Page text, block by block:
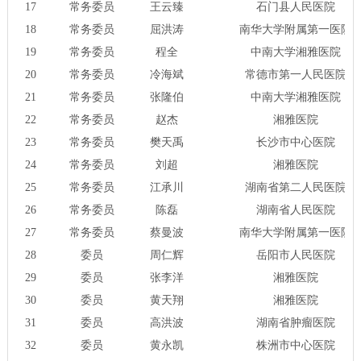
17
常务委员 王云臻
石门县人民医院
18
常务委员 屈洪涛
南华大学附属第一医院
19
常务委员 程全
中南大学湘雅医院
20
常务委员 冷海斌
常德市第一人民医院
21
常务委员 张隆伯
中南大学湘雅医院
22
常务委员 赵杰
湘雅医院
23
常务委员 樊天禹
长沙市中心医院
24
常务委员 刘超
湘雅医院
25
常务委员 江承川
湖南省第二人民医院
26
常务委员 陈磊
湖南省人民医院
27
常务委员 蔡曼波
南华大学附属第一医院
28
委员 周仁辉
岳阳市人民医院
29
委员 张李洋
湘雅医院
30
委员 黄天翔
湘雅医院
31
委员 高洪波
湖南省肿瘤医院
32
委员 黄永凯
株洲市中心医院